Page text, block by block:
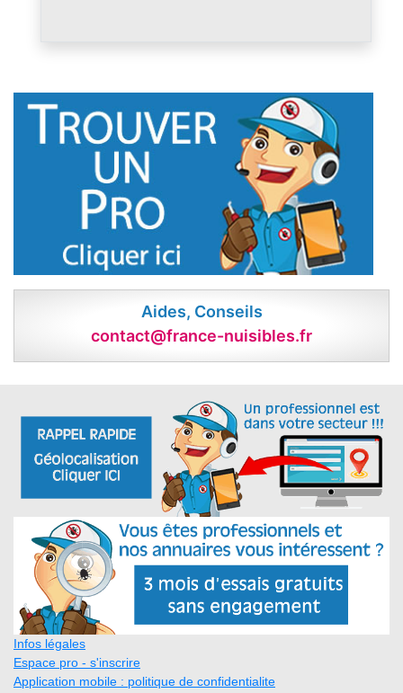
Aides, Conseils
contact@france-nuisibles.fr
Infos légales
Espace pro - s'inscrire
Application mobile : politique de confidentialite